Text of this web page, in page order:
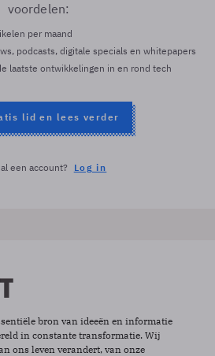
voordelen:
per maand
podcasts, digitale specials en whitepapers
laatste ontwikkelingen in en rond tech
lid en lees verder
een account? Log in
bron van ideeën en informatie
in constante transformatie. Wij
ons leven verandert, van onze